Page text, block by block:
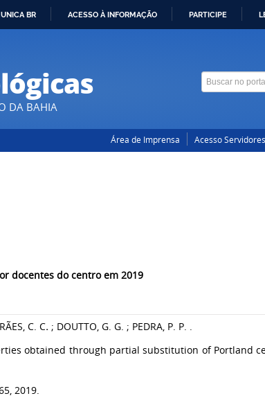
CONTEÚDO
BR ACESSO À INFORMAÇÃO PARTICIPE
DA BAHIA
Área de Imprensa Acesso Servidores
docentes do centro em 2019
C. C. ; DOUTTO, G. G. ; PEDRA, P. P. .
obtained through partial substitution of Portland
2019.